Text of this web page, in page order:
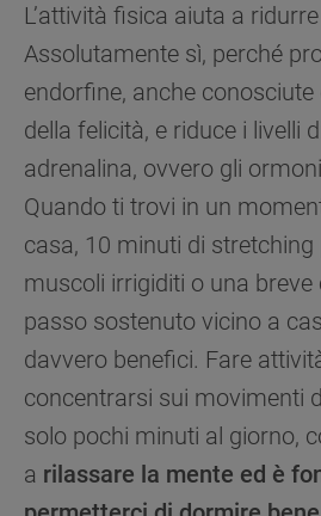
L’attività fisica aiuta a
Assolutamente sì, perché
endorfine, anche
della felicità, e riduce i livelli
adrenalina, ovvero gli
Quando ti trovi in un
casa, 10 minuti di stretching
muscoli irrigiditi o una
passo sostenuto vicino a
davvero benefici. Fare
concentrarsi sui movimenti
solo pochi minuti al giorno,
a rilassare la mente ed è
con terze parti per tali finalità.
sezione “VOGLIO DEFINIRE
PREFERENZE SUI COOKIE”,
impostare in modo specifico le